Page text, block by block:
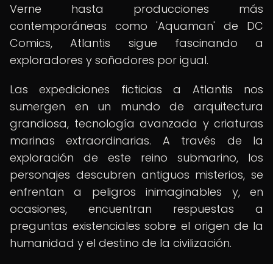
Verne hasta producciones más
contemporáneas como 'Aquaman' de DC
Comics, Atlantis sigue fascinando a
exploradores y soñadores por igual.
Las expediciones ficticias a Atlantis nos
sumergen en un mundo de arquitectura
grandiosa, tecnología avanzada y criaturas
marinas extraordinarias. A través de la
exploración de este reino submarino, los
personajes descubren antiguos misterios, se
enfrentan a peligros inimaginables y, en
ocasiones, encuentran respuestas a
preguntas existenciales sobre el origen de la
humanidad y el destino de la civilización.